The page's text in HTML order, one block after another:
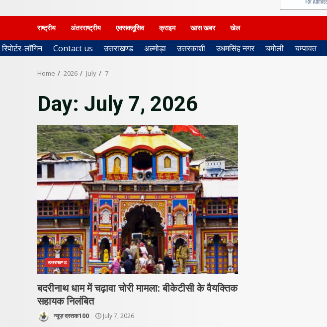
राष्ट्रीय अंतरराष्ट्रीय एक्सक्लूसिव क्राइम खास खबर खेल
रिपोर्टर-लॉगिन Contact us उत्तराखण्ड अल्मोड़ा उत्तरकाशी उधमसिंह नगर चमोली चम्पावत
Home 2026 July 7
Day: July 7, 2026
उत्तराखण्ड
बदरीनाथ धाम में चढ़ावा चोरी मामला: बीकेटीसी के वैयक्तिक
सहायक निलंबित
न्यूज़ दस्तक100 July 7, 2026